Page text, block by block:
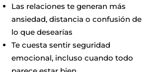
Las relaciones te generan más
ansiedad, distancia o confusión de
lo que desearías
Te cuesta sentir seguridad
emocional, incluso cuando todo